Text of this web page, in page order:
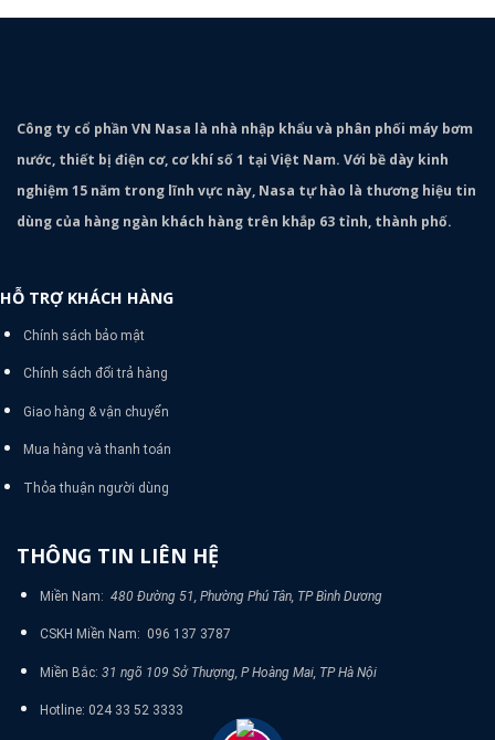
Công ty cổ phần VN Nasa là nhà nhập khẩu và phân phối máy bơm
nước, thiết bị điện cơ, cơ khí số 1 tại Việt Nam. Với bề dày kinh
nghiệm 15 năm trong lĩnh vực này, Nasa tự hào là thương hiệu tin
dùng của hàng ngàn khách hàng trên khắp 63 tỉnh, thành phố.
HỖ TRỢ KHÁCH HÀNG
Chính sách bảo mật
Chính sách đổi trả hàng
Giao hàng & vận chuyển
Mua hàng và thanh toán
Thỏa thuận người dùng
THÔNG TIN LIÊN HỆ
Miền Nam: 480 Đường 51, Phường Phú Tân, TP Bình Dương
CSKH Miền Nam: 096 137 3787
Miền Bắc: 31 ngõ 109 Sở Thượng, P Hoàng Mai, TP Hà Nội
Hotline: 024 33 52 3333